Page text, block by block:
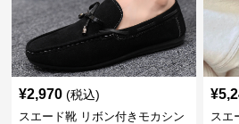
¥2,970 (税込)
スエード靴 リボン付きモカシン
¥
スエ